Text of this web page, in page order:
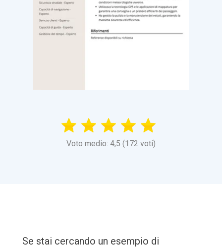
Voto medio: 4,5 (172 voti)
Se stai cercando un esempio di